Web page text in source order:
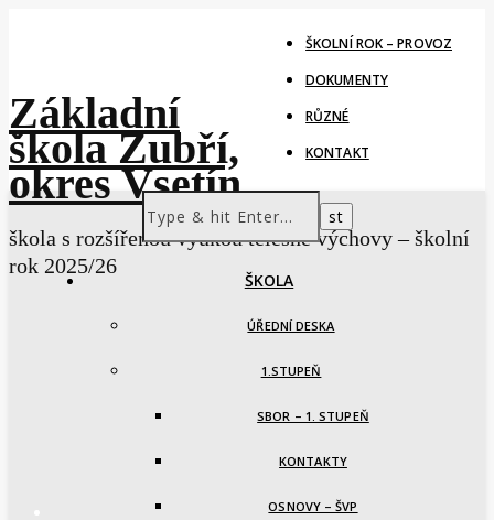
ŠKOLNÍ ROK – PROVOZ
DOKUMENTY
RŮZNÉ
KONTAKT
Základní
škola Zubří,
okres Vsetín
škola s rozšířenou výukou tělesné výchovy – školní
rok 2025/26
ŠKOLA
ÚŘEDNÍ DESKA
1.STUPEŇ
SBOR – 1. STUPEŇ
KONTAKTY
OSNOVY – ŠVP